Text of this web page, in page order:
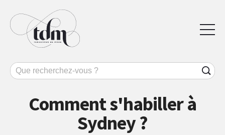
Comment s'habiller à
Sydney ?